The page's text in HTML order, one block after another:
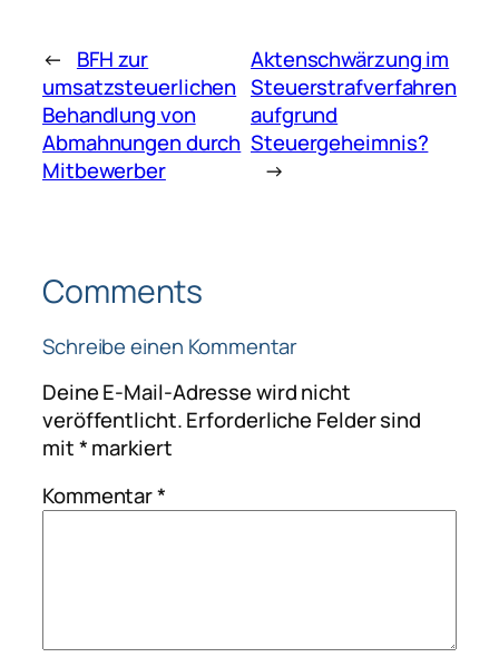
←
BFH zur
umsatzsteuerlichen
Behandlung von
Abmahnungen durch
Mitbewerber
Aktenschwärzung im
Steuerstrafverfahren
aufgrund
Steuergeheimnis?
→
Comments
Schreibe einen Kommentar
Deine E-Mail-Adresse wird nicht
veröffentlicht.Erforderliche Felder sind
mit*markiert
Kommentar*